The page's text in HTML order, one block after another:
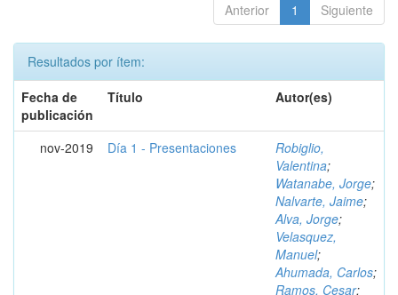
Anterior 1 Siguiente
Resultados por ítem:
Fecha de
publicación
Título Autor(es)
nov-2019 Día 1 - Presentaciones
Robiglio,
Valentina;
Watanabe, Jorge;
Nalvarte, Jaime;
Alva, Jorge;
Velasquez,
Manuel;
Ahumada, Carlos;
Ramos, Cesar;